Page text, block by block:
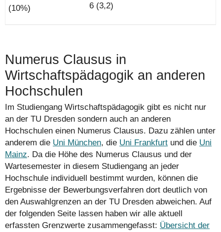
6 (3,2)
Numerus Clausus in
Wirtschaftspädagogik an anderen
Hochschulen
Im Studiengang Wirtschaftspädagogik gibt es nicht nur
an der TU Dresden sondern auch an anderen
Hochschulen einen Numerus Clausus. Dazu zählen unter
anderem die Uni München, die Uni Frankfurt und die Uni
Mainz. Da die Höhe des Numerus Clausus und der
Wartesemester in diesem Studiengang an jeder
Hochschule individuell bestimmt wurden, können die
Ergebnisse der Bewerbungs­verfahren dort deutlich von
den Auswahlgrenzen an der TU Dresden abweichen. Auf
der folgenden Seite lassen haben wir alle aktuell
erfassten Grenzwerte zusammengefasst: Übersicht der